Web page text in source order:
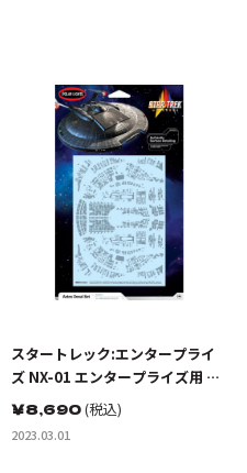
スタートレック:エンタープライ
ズ NX-01 エンタープライズ用 ア
ズテックデカールセット
￥8,690(税込)
2023.03.01